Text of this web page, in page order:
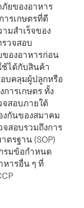
ยของอาหาร
รเกษตรที่ดี
มสําเร็จของ
รวจสอบ
องอาหารก่อน
ช้ได้กับสินค้า
บคลุมผู้ปลูกหรือ
ารเกษตร ทั้ง
จสอบภายใต้
กันของสมาคม
จสอบรวมถึงการ
รฐาน (SOP)
รมข้อกําหนด
ารอื่น ๆ ที่